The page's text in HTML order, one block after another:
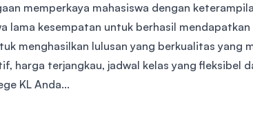
memperkaya mahasiswa dengan
lama kesempatan untuk berhasil
menghasilkan lulusan yang berkualitas yang
harga terjangkau, jadwal kelas yang fleksibel
KL Anda...